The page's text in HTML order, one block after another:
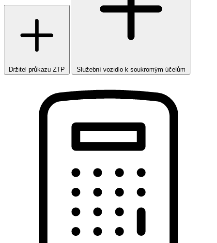
Držitel průkazu ZTP Služební vozidlo k soukromým účelům